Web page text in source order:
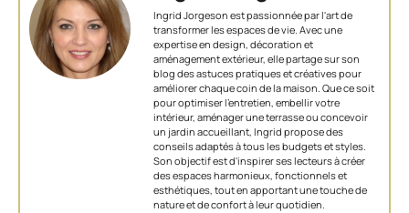
Ingrid Jorgeson est passionnée par l'art de
transformer les espaces de vie. Avec une
expertise en design, décoration et
aménagement extérieur, elle partage sur son
blog des astuces pratiques et créatives pour
améliorer chaque coin de la maison. Que ce soit
pour optimiser l’entretien, embellir votre
intérieur, aménager une terrasse ou concevoir
un jardin accueillant, Ingrid propose des
conseils adaptés à tous les budgets et styles.
Son objectif est d'inspirer ses lecteurs à créer
des espaces harmonieux, fonctionnels et
esthétiques, tout en apportant une touche de
nature et de confort à leur quotidien.